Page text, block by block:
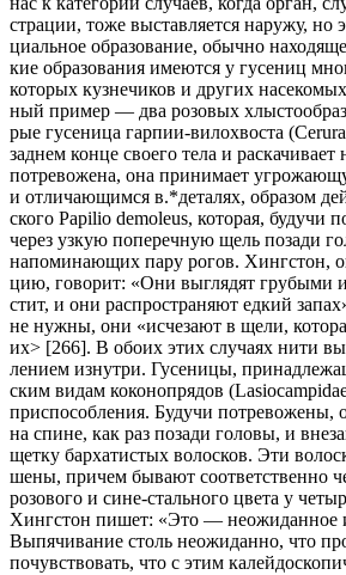
страции, тоже выставляется наружу, но
циальное образование, обычно
кие образования имеются у гусениц
которых кузнечиков и других
ный пример — два розовых
рые гусеница гарпии-вилохвоста
заднем конце своего тела и раскачивает
потревожена, она принимает
и отличающимся в.*деталях, образом
ского Papilio demoleus, которая, будучи
через узкую поперечную щель позади
напоминающих пару рогов. Хингстон,
цию, говорит: «Они выглядят грубыми
стит, и они распространяют едкий
не нужны, они «исчезают в щели,
их> [266]. В обоих этих случаях нити
лением изнутри. Гусеницы,
ским видам коконопрядов
приспособления. Будучи потревожены,
на спине, как раз позади головы, и
щетку бархатистых волосков. Эти
шены, причем бывают соответственно
розового и сине-стального цвета у
Хингстон пишет: «Это — неожиданное
Выпячивание столь неожиданно, что
почувствовать, что с этим